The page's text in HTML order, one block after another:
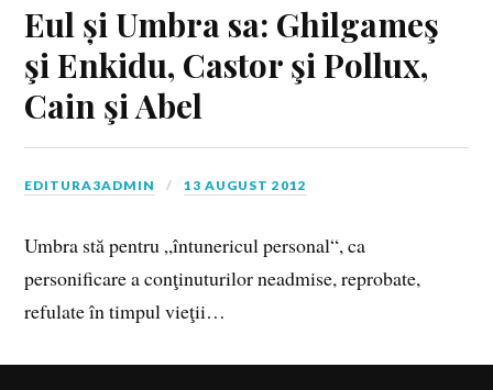
Eul și Umbra sa: Ghilgameş
şi Enkidu, Castor şi Pollux,
Cain şi Abel
EDITURA3ADMIN 13 AUGUST 2012
Umbra stă pentru „întunericul personal“, ca
personificare a conţinuturilor neadmise, reprobate,
refulate în timpul vieţii…